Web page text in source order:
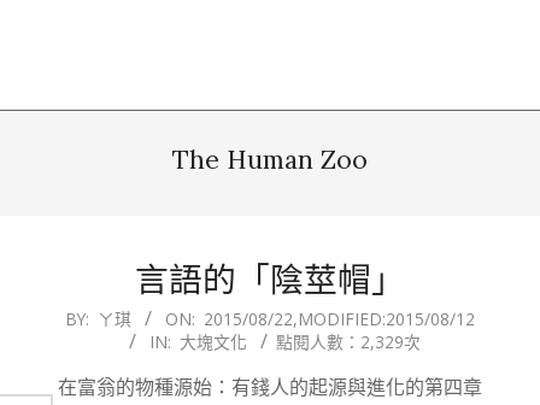
The Human Zoo
言語的「陰莖帽」
2015-
22
BY: ㄚ琪 ON: 2015/08/22,MODIFIED:2015/08/12
IN: 大塊文化 點閱人數：2,329次
在富翁的物種源始：有錢人的起源與進化的第四章